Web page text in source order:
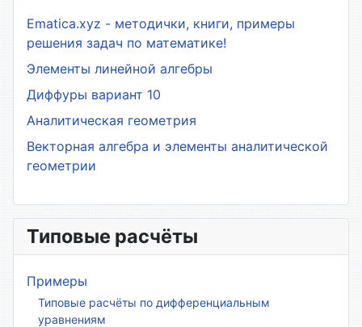
Ematica.xyz - методички, книги, примеры
решения задач по математике!
Элементы линейной алгебры
Диффуры вариант 10
Аналитическая геометрия
Векторная алгебра и элементы аналитической
геометрии
Типовые расчёты
Примеры
Типовые расчёты по дифференциальным
уравнениям